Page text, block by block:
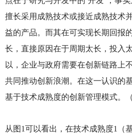
擅长采用成熟技术或接近成熟技术
益的产品。而其在可实现长期回报
长，直接原因在于周期太长，投入
以，企业与政府需要在创新链路上
共同推动创新浪潮。在这一认识的
基于技术成熟度的创新管理模式。（
从图1可以看出，在技术成熟度1（